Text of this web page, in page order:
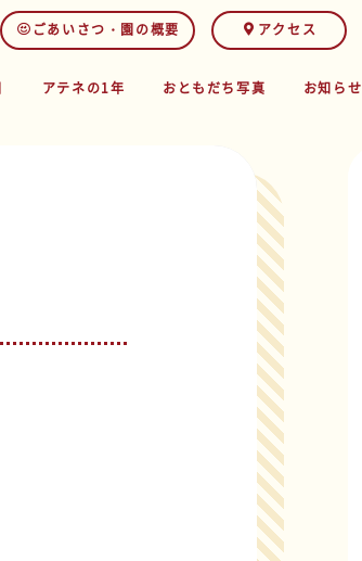
ごあいさつ・園の概要 アクセス
アテネの1年 おともだち写真 お知らせ